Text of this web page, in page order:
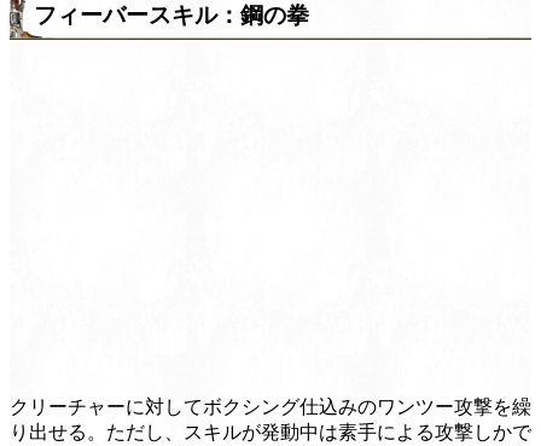
フィーバースキル：鋼の拳
クリーチャーに対してボクシング仕込みのワンツー攻撃を繰
り出せる。ただし、スキルが発動中は素手による攻撃しかで